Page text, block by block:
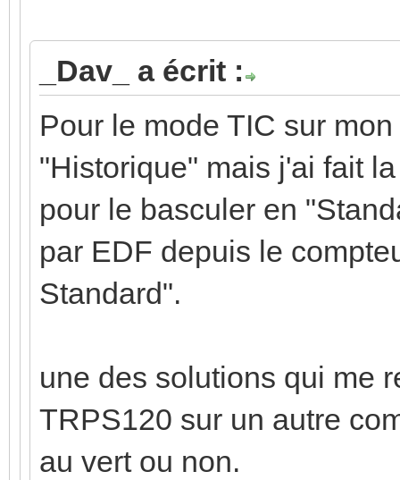
_Dav_ a écrit :
Pour le mode TIC sur
"Historique" mais j'ai fait
pour le basculer en
par EDF depuis le
Standard".
une des solutions qui me
TRPS120 sur un autre
au vert ou non.